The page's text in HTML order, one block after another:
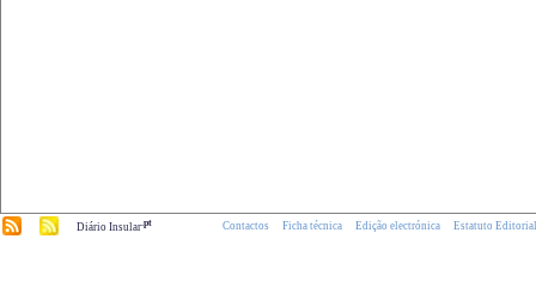
Diário Insular.pt Contactos Ficha técnica Edição electrónica Estatuto Editorial